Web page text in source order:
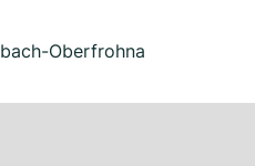
Oberfrohna